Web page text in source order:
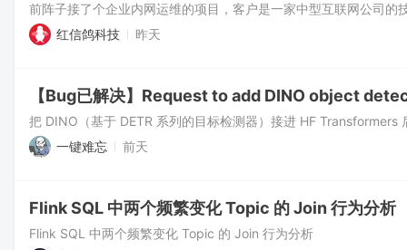
红信鸽科技 昨天
【Bug已解决】Request to add DINO object
一键难忘 前天
Flink SQL 中两个频繁变化 Topic 的 Join 行为分析
Flink SQL 中两个频繁变化 Topic 的 Join 行为分析